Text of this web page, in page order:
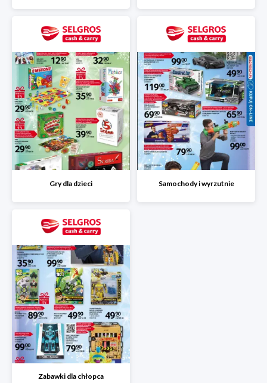
Gry dla dzieci Samochody i wyrzutnie
Zabawki dla chłopca